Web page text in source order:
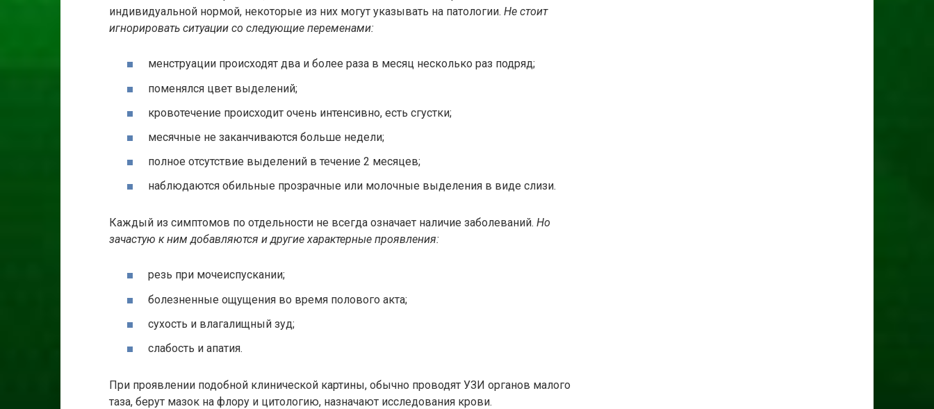
индивидуальной нормой, некоторые из них могут указывать на патологии. Не стоит
игнорировать ситуации со следующие переменами:
менструации происходят два и более раза в месяц несколько раз подряд;
поменялся цвет выделений;
кровотечение происходит очень интенсивно, есть сгустки;
месячные не заканчиваются больше недели;
полное отсутствие выделений в течение 2 месяцев;
наблюдаются обильные прозрачные или молочные выделения в виде слизи.
Каждый из симптомов по отдельности не всегда означает наличие заболеваний. Но
зачастую к ним добавляются и другие характерные проявления:
резь при мочеиспускании;
болезненные ощущения во время полового акта;
сухость и влагалищный зуд;
слабость и апатия.
При проявлении подобной клинической картины, обычно проводят УЗИ органов малого
таза, берут мазок на флору и цитологию, назначают исследования крови.